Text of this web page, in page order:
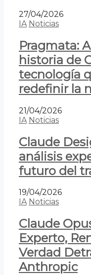
27/04/2026
IA Noticias
Pragmata:
historia de
tecnología
redefinir la
21/04/2026
IA Noticias
Claude
análisis
futuro del
19/04/2026
IA Noticias
Claude
Experto,
Verdad
Anthropic